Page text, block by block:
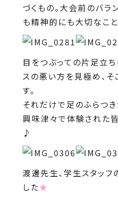
づくもの。大会前のバラ
も精神的にも大切なこと
目をつぶっての片足立
スの悪い方を見極め、
す。
それだけで足のふらつき
興味津々で体験された
♪
渡邊先生、学生スタッ
した★